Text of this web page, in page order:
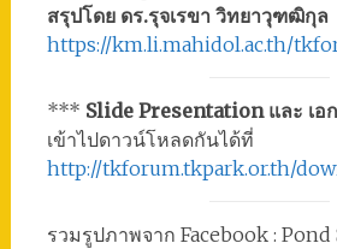
สรุปโดย ดร.รุจเรขา วิทยาวุฑฒิกุล
https://km.li.mahidol.ac.th/
*** Slide Presentation และ เอ
เข้าไปดาวน์โหลดกันได้ที่
http://tkforum.tkpark.or.th/
รวมรูปภาพจาก Facebook :